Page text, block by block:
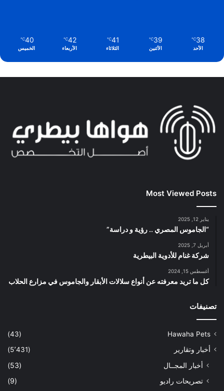
38
℃
الأحد
39
℃
الأثنين
41
℃
الثلاثاء
42
℃
الأربعاء
40
℃
الخميس
Most Viewed Posts
يناير 12, 2025
“الجاموس المصري .. رؤية و دراسة”
أبريل 7, 2025
شركة غنام للأدوية البيطرية
أغسطس 15, 2024
كل ما تريد معرفته عن أنواع سلالات الأبقار والجاموس في مزارع الحلاب
تصنيفات
Hawaha Pets
(43)
أخبار وتقارير
(5٬431)
أخبار المجــال
(53)
تصريحات راديو
(9)